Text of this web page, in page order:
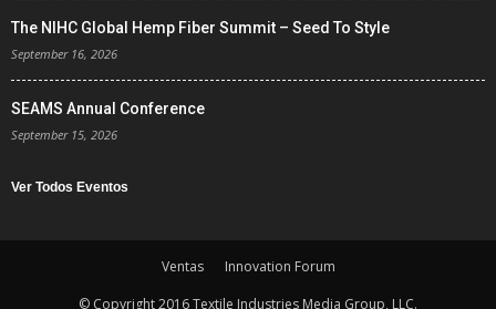
The NIHC Global Hemp Fiber Summit – Seed To Style
September 16, 2026
SEAMS Annual Conference
September 15, 2026
Ver Todos Eventos
Ventas
Innovation Forum
© Copyright 2016 Textile Industries Media Group, LLC.